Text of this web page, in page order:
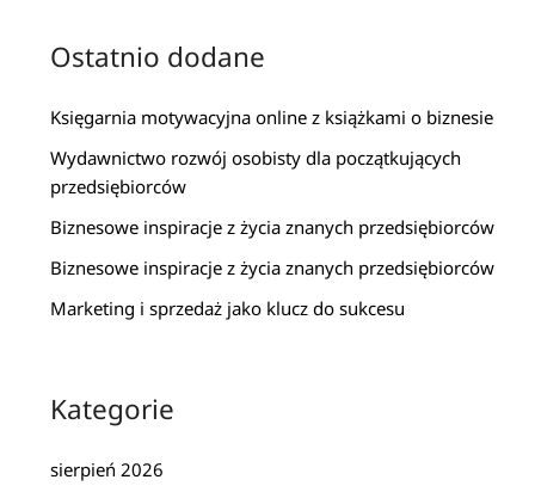
Ostatnio dodane
Księgarnia motywacyjna online z książkami o biznesie
Wydawnictwo rozwój osobisty dla początkujących
przedsiębiorców
Biznesowe inspiracje z życia znanych przedsiębiorców
Biznesowe inspiracje z życia znanych przedsiębiorców
Marketing i sprzedaż jako klucz do sukcesu
Kategorie
sierpień 2026